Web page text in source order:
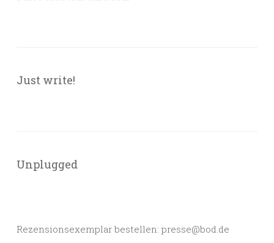
Just write!
Unplugged
Rezensionsexemplar bestellen: presse@bod.de